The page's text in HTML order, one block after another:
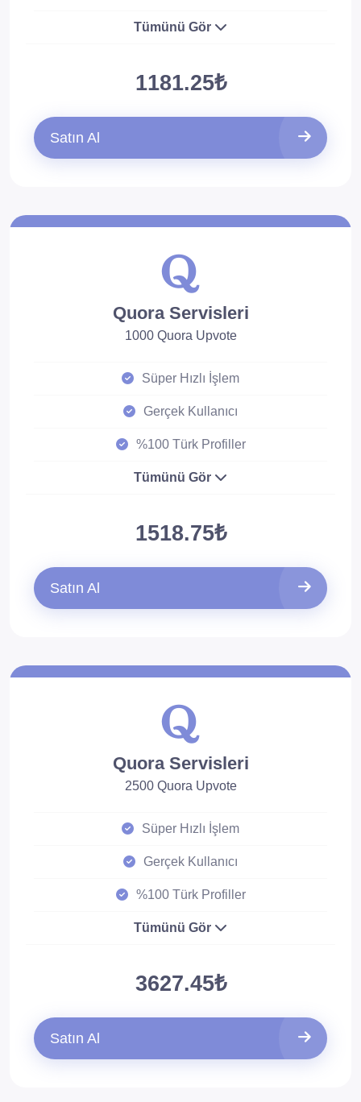
Tümünü Gör
1181.25₺
Satın Al
Quora Servisleri
1000 Quora Upvote
Süper Hızlı İşlem
Gerçek Kullanıcı
%100 Türk Profiller
Tümünü Gör
1518.75₺
Satın Al
Quora Servisleri
2500 Quora Upvote
Süper Hızlı İşlem
Gerçek Kullanıcı
%100 Türk Profiller
Tümünü Gör
3627.45₺
Satın Al